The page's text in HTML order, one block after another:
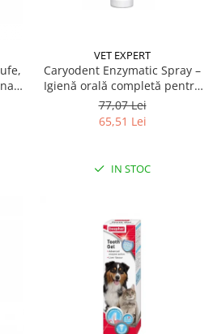
VET EXPERT
Caryodent Enzymatic Spray –
Igienă orală completă pentru
câini și pisici, 75g
77,07 Lei
65,51 Lei
IN STOC